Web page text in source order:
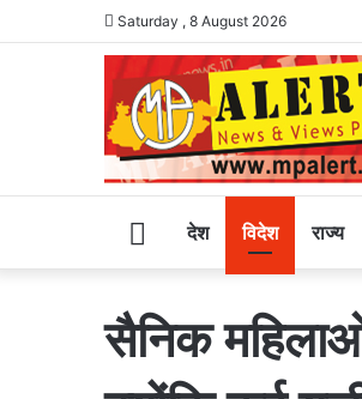
Saturday , 8 August 2026
Homeदेश विदेश राज्य
सैनिक